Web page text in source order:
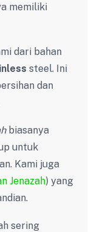
memiliki
dari bahan
steel. Ini
dan
biasanya
untuk
Kami juga
Jenazah) yang
sering